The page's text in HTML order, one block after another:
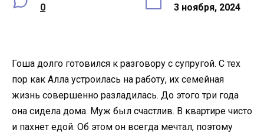
0 3 ноября, 2024
Гоша долго готовился к разговору с супругой. С тех
пор как Алла устроилась на работу, их семейная
жизнь совершенно разладилась. До этого три года
она сидела дома. Муж был счастлив. В квартире чисто
и пахнет едой. Об этом он всегда мечтал, поэтому